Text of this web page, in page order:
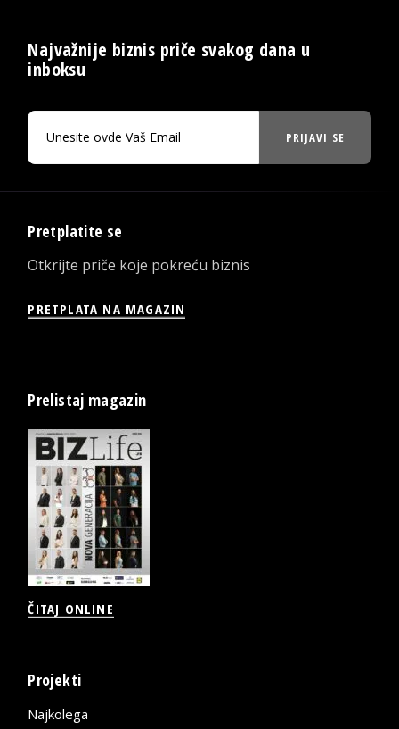
Najvažnije biznis priče svakog dana u
inboksu
PRIJAVI SE
Pretplatite se
Otkrijte priče koje pokreću biznis
PRETPLATA NA MAGAZIN
Prelistaj magazin
ČITAJ ONLINE
Projekti
Najkolega